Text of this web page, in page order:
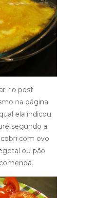
no post
na página
ela indicou
segundo a
com ovo
ou pão